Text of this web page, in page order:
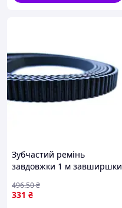
Зубчастий ремінь
завдовжки 1 м завширшки
ЧПУ-станка надійний
приводний елемент FLAME
331 ₴
496.50₴